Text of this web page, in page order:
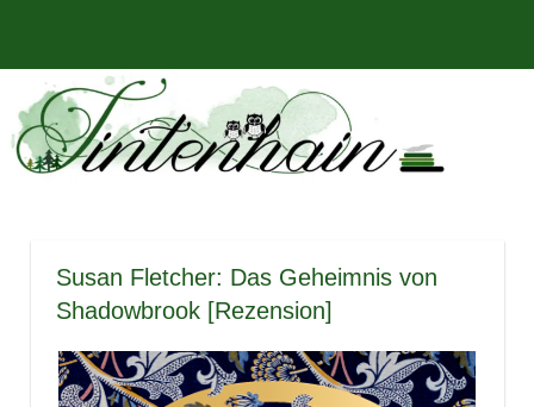
springen
Tintenhain
–
Der
Rezensionen
und
mehr
Susan Fletcher: Das Geheimnis von
Shadowbrook [Rezension]